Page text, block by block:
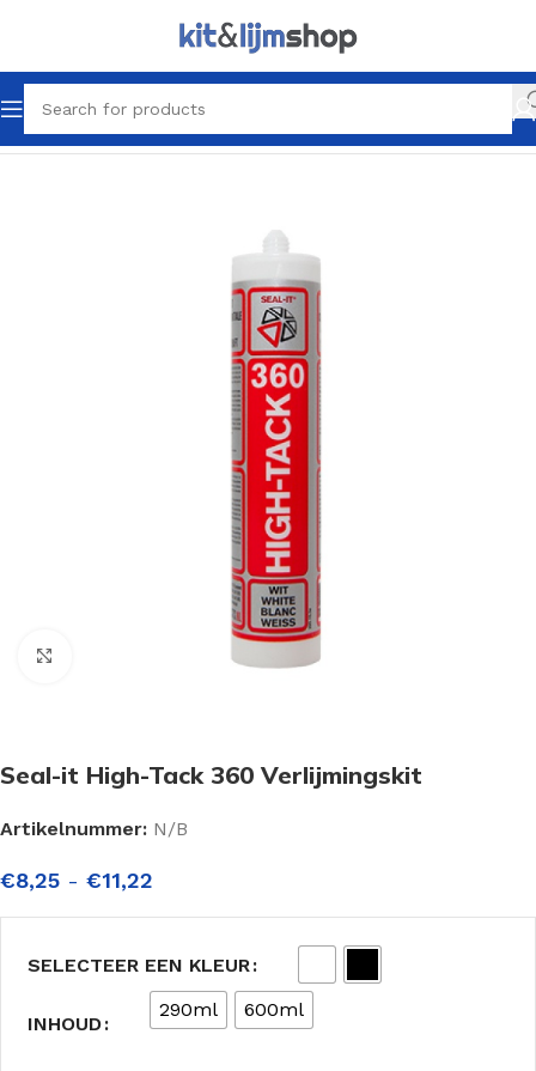
Home
Seal-it High-Tack 360 Verlijmingskit
Artikelnummer: N/B
€8,25 - €11,22
SELECTEER EEN KLEUR
INHOUD
290ml 600ml